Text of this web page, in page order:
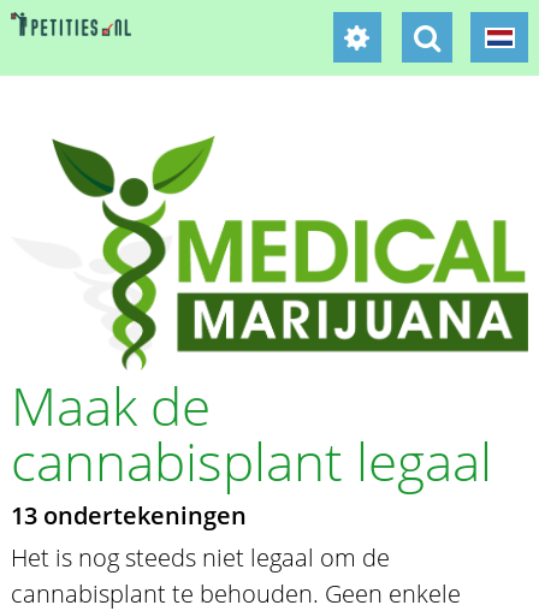
Maak de
cannabisplant legaal
13 ondertekeningen
Het is nog steeds niet legaal om de
cannabisplant te behouden. Geen enkele